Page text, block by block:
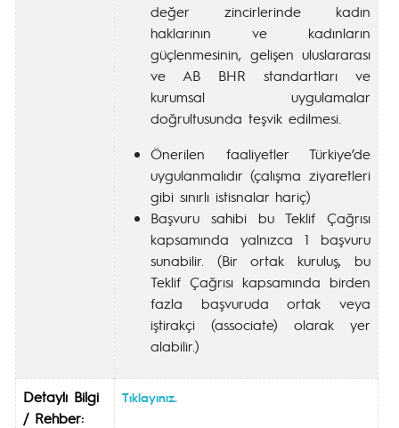
değer zincirlerinde kadın
haklarının ve kadınların
güçlenmesinin, gelişen uluslararası
ve AB BHR standartları ve
kurumsal uygulamalar
doğrultusunda teşvik edilmesi.
Önerilen faaliyetler Türkiye’de
uygulanmalıdır (çalışma ziyaretleri
gibi sınırlı istisnalar hariç)
Başvuru sahibi bu Teklif Çağrısı
kapsamında yalnızca 1 başvuru
sunabilir. (Bir ortak kuruluş, bu
Teklif Çağrısı kapsamında birden
fazla başvuruda ortak veya
iştirakçi (associate) olarak yer
alabilir.)
Detaylı Bilgi
/ Rehber:
Tıklayınız.